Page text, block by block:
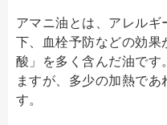
アマニ油とは、アレル
下、血栓予防などの効
酸」を多く含んだ油で
ますが、多少の加熱で
す。